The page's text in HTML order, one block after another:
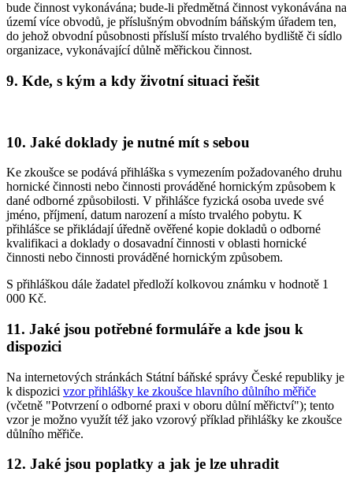
bude činnost vykonávána; bude-li předmětná činnost vykonávána na
území více obvodů, je příslušným obvodním báňským úřadem ten,
do jehož obvodní působnosti přísluší místo trvalého bydliště či sídlo
organizace, vykonávající důlně měřickou činnost.
9. Kde, s kým a kdy životní situaci řešit
10. Jaké doklady je nutné mít s sebou
Ke zkoušce se podává přihláška s vymezením požadovaného druhu
hornické činnosti nebo činnosti prováděné hornickým způsobem k
dané odborné způsobilosti. V přihlášce fyzická osoba uvede své
jméno, příjmení, datum narození a místo trvalého pobytu. K
přihlášce se přikládají úředně ověřené kopie dokladů o odborné
kvalifikaci a doklady o dosavadní činnosti v oblasti hornické
činnosti nebo činnosti prováděné hornickým způsobem.
S přihláškou dále žadatel předloží kolkovou známku v hodnotě 1
000 Kč.
11. Jaké jsou potřebné formuláře a kde jsou k
dispozici
Na internetových stránkách Státní báňské správy České republiky je
k dispozici vzor přihlášky ke zkoušce hlavního důlního měřiče
(včetně "Potvrzení o odborné praxi v oboru důlní měřictví"); tento
vzor je možno využít též jako vzorový příklad přihlášky ke zkoušce
důlního měřiče.
12. Jaké jsou poplatky a jak je lze uhradit